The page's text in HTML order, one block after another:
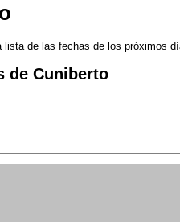
lista de las fechas de los próximos
de Cuniberto